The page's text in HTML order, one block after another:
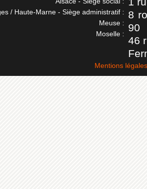
/ Haute-Marne - Siège administratif :
Meuse :
Moselle :
8
90
46
Mentions légales